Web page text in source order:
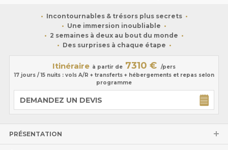
Incontournables & trésors plus secrets
Une immersion inoubliable
2 semaines à deux au bout du monde
Des surprises à chaque étape
Itinéraire à partir de 7310 €
/pers
17 jours / 15 nuits : vols A/R + transferts + hébergements et repas selon
programme
DEMANDEZ UN DEVIS
PRÉSENTATION